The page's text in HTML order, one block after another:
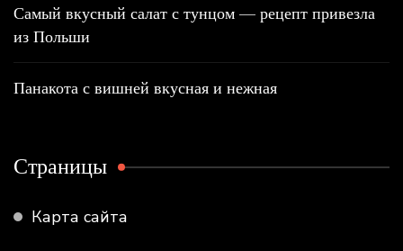
Самый вкусный салат с тунцом — рецепт привезла
из Польши
Панакота с вишней вкусная и нежная
Страницы
Карта сайта